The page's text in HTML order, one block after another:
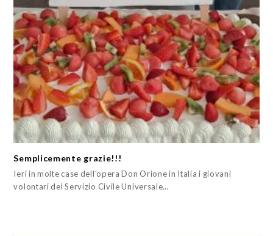
Semplicemente grazie!!!
Ieri in molte case dell'opera Don Orione in Italia i giovani
volontari del Servizio Civile Universale…